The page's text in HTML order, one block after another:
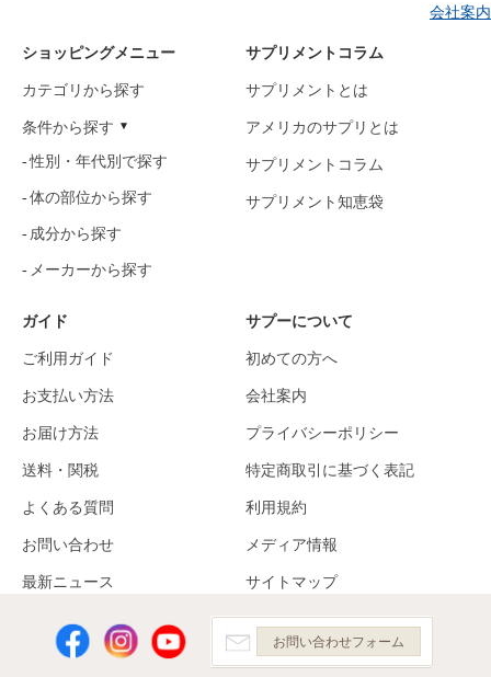
会社案内
ショッピングメニュー
カテゴリから探す
条件から探す
性別・年代別で探す
体の部位から探す
成分から探す
メーカーから探す
ガイド
ご利用ガイド
お支払い方法
お届け方法
送料・関税
よくある質問
お問い合わせ
最新ニュース
サプリメントコラム
サプリメントとは
アメリカのサプリとは
サプリメントコラム
サプリメント知恵袋
サプーについて
初めての方へ
会社案内
プライバシーポリシー
特定商取引に基づく表記
利用規約
メディア情報
サイトマップ
お問い合わせフォーム